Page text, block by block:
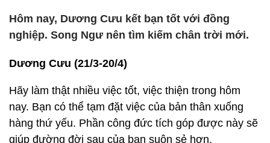
Hôm nay, Dương Cưu kết bạn tốt với đồng
nghiệp. Song Ngư nên tìm kiếm chân trời mới.
Dương Cưu (21/3-20/4)
Hãy làm thật nhiều việc tốt, việc thiện trong hôm
nay. Bạn có thể tạm đặt việc của bản thân xuống
hàng thứ yếu. Phần công đức tích góp được này sẽ
giúp đường đời sau của bạn suôn sẻ hơn.